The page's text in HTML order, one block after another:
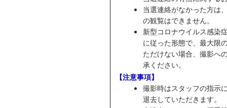
当選連絡がなかった方は
の観覧はできません。
新型コロナウイルス感染
に従った形態で、最大限
ただけない場合、撮影へ
承ください。
【注意事項】
撮影時はスタッフの指示
退去していただきます。